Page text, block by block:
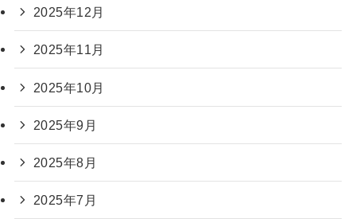
2025年12月
2025年11月
2025年10月
2025年9月
2025年8月
2025年7月